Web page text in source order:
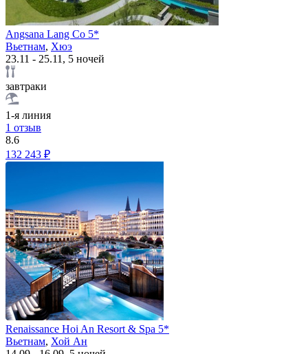
Angsana Lang Co 5*
Вьетнам, Хюэ
23.11 - 25.11, 5 ночей
завтраки
1-я линия
1 отзыв
8.6
132 243 ₽
Renaissance Hoi An Resort & Spa 5*
Вьетнам, Хой Ан